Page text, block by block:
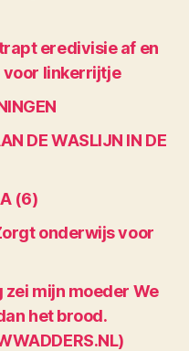
eredivisie af en
voor linkerrijtje
DE WASLIJN IN DE
(6)
onderwijs voor
zei mijn moeder We
het brood.